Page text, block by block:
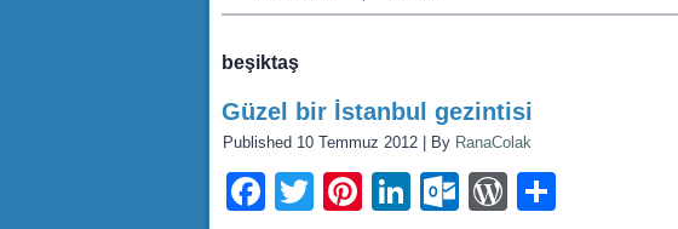
beşiktaş
Güzel bir İstanbul gezintisi
Published 10 Temmuz 2012 By RanaColak
Facebook
TwitterPinterest
LinkedIn
Outlook.com
WordPress